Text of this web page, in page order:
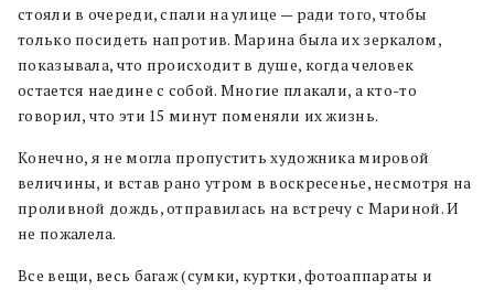
стояли в очереди, спали на улице — ради того, чтобы
только посидеть напротив. Марина была их зеркалом,
показывала, что происходит в душе, когда человек
остается наедине с собой. Многие плакали, а кто-то
говорил, что эти 15 минут поменяли их жизнь.
Конечно, я не могла пропустить художника мировой
величины, и встав рано утром в воскресенье, несмотря на
проливной дождь, отправилась на встречу с Мариной. И
не пожалела.
Все вещи, весь багаж (сумки, куртки, фотоаппараты и